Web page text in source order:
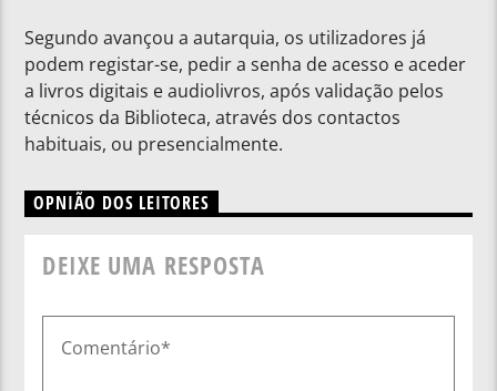
Segundo avançou a autarquia, os utilizadores já
podem registar-se, pedir a senha de acesso e aceder
a livros digitais e audiolivros, após validação pelos
técnicos da Biblioteca, através dos contactos
habituais, ou presencialmente.
OPNIÃO DOS LEITORES
DEIXE UMA RESPOSTA